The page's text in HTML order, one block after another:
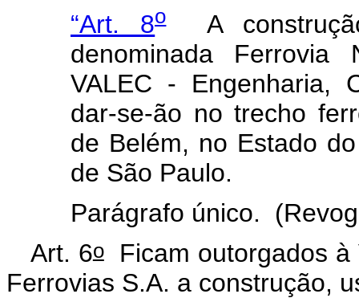
“Art. 8oA
denominada Ferrovia
VALEC - Engenharia,
dar-se-ão no trecho
de Belém, no Estado
de São Paulo.
Parágrafo único.
Art. 6oFicam outorgados à
Ferrovias S.A. a construção,